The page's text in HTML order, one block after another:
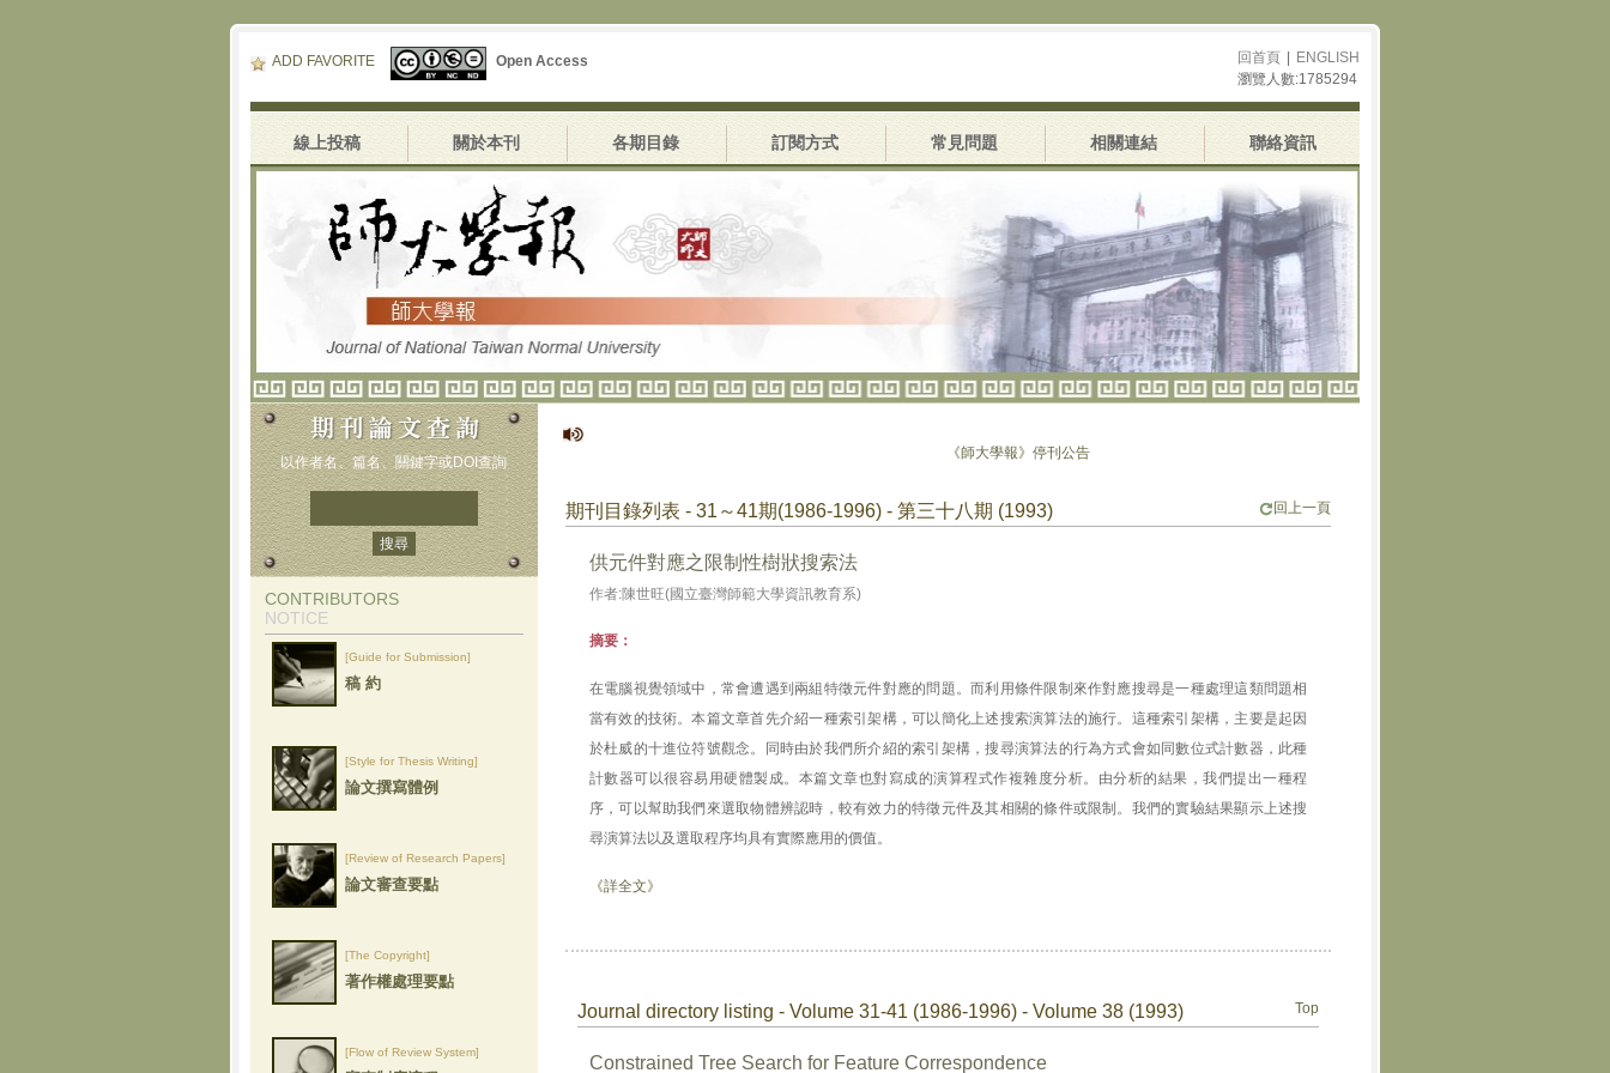
ADD FAVORITE Open Access 回首頁
ENGLISH
瀏覽人數:1785294
線上投稿 關於本刊 各期目錄 訂閱方式 常見問題 相關連結 聯絡資訊
以作者名、篇名、關鍵字或DOI查詢
CONTRIBUTORS
NOTICE
[Guide for Submission]
稿 約
[Style for Thesis Writing]
論文撰寫體例
[Review of Research Papers]
論文審查要點
[The Copyright]
著作權處理要點
[Flow of Review System]
《師大學報》停刊公告
期刊目錄列表 - 31～41期(1986-1996) - 第三十八期 (1993) 回上一頁
供元件對應之限制性樹狀搜索法
作者:陳世旺(國立臺灣師範大學資訊教育系)
摘要：
在電腦視覺領域中，常會遭遇到兩組特徵元件對應的問題。而利用條件限制來作對應搜尋是一種處理這類問題相
當有效的技術。本篇文章首先介紹一種索引架構，可以簡化上述搜索演算法的施行。這種索引架構，主要是起因
於杜威的十進位符號觀念。同時由於我們所介紹的索引架構，搜尋演算法的行為方式會如同數位式計數器，此種
計數器可以很容易用硬體製成。本篇文章也對寫成的演算程式作複雜度分析。由分析的結果，我們提出一種程
序，可以幫助我們來選取物體辨認時，較有效力的特徵元件及其相關的條件或限制。我們的實驗結果顯示上述搜
尋演算法以及選取程序均具有實際應用的價值。
《詳全文》
Journal directory listing - Volume 31-41 (1986-1996) - Volume 38 (1993) Top
Constrained Tree Search for Feature Correspondence